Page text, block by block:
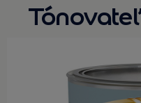
KONTAKT